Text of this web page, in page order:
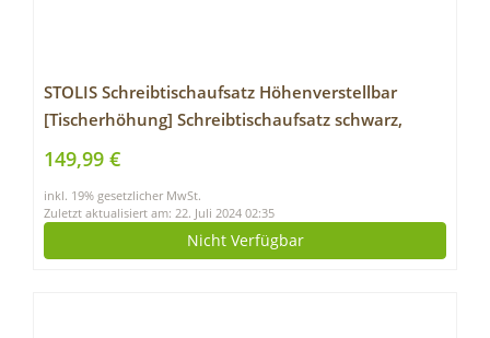
STOLIS Schreibtischaufsatz Höhenverstellbar
[Tischerhöhung] Schreibtischaufsatz schwarz,
Schreibtisch Aufsatz, Stehschreibtisch Aufsatz,
Erhöhung Tischaufsatz Stehpult, Standing Desk
Converter
149,99 €
inkl. 19% gesetzlicher MwSt.
Zuletzt aktualisiert am: 22. Juli 2024 02:35
Nicht Verfügbar